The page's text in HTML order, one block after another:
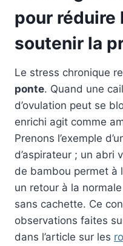
pour réduire
soutenir la
Le stress chronique
ponte. Quand une
d’ovulation peut se
enrichi agit comme
Prenons l’exemple
d’aspirateur ; un abri
de bambou permet à
un retour à la
sans cachette. Ce
observations faites
dans l’article sur les